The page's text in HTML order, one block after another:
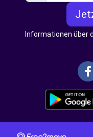
Informationen über